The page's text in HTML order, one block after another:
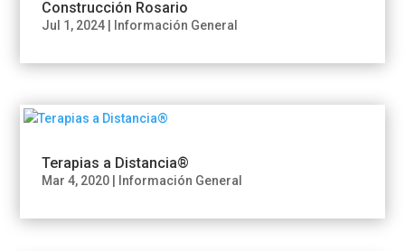
Construcción Rosario
Jul 1, 2024 Información General
Terapias a Distancia®
Mar 4, 2020 Información General